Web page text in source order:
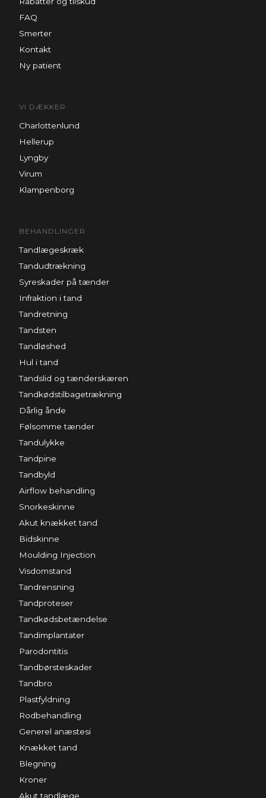
FAQ
Smerter
Kontakt
Ny patient
VI DÆKKER
Charlottenlund
Hellerup
Lyngby
Virum
Klampenborg
BEHANDLINGER
Tandlægeskræk
Tandudtrækning
Syreskader på tænder
Infraktion i tand
Tandretning
Tandsten
Tandløshed
Hul i tand
Tandslid og tænderskæren
Tandkødstilbagetrækning
Dårlig ånde
Følsomme tænder
Tandulykke
Tandpine
Tandbyld
Airflow behandling
Snorkeskinne
Akut knækket tand
Bidskinne
Moulding Injection
Visdomstand
Tandrensning
Tandproteser
Tandkødsbetændelse
Tandimplantater
Parodontitis
Tandbørsteskader
Tandbro
Plastfyldning
Rodbehandling
Generel anæstesi
Knækket tand
Blegning
Kroner
Akut tandlæge